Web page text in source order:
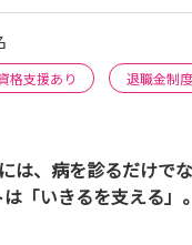
格支援あり 退職金制
は、病を診るだけで
「いきるを支える」。